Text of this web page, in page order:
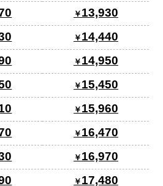
13,930
14,440
14,950
15,450
15,960
16,470
16,970
17,480